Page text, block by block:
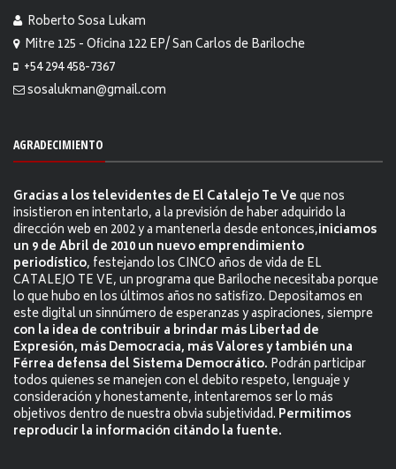
Roberto Sosa Lukam
Mitre 125 - Oficina 122 EP/ San Carlos de Bariloche
+54 294 458-7367
sosalukman@gmail.com
AGRADECIMIENTO
Gracias a los televidentes de El Catalejo Te Veque nos
insistieron en intentarlo, a la previsión de haber adquirido la
dirección web en 2002 y a mantenerla desde entonces,iniciamos
un 9 de Abril de 2010 un nuevo emprendimiento
periodístico, festejando los CINCO años de vida de EL
CATALEJO TE VE, un programa que Bariloche necesitaba porque
lo que hubo en los últimos años no satisfizo. Depositamos en
este digital un sinnúmero de esperanzas y aspiraciones, siempre
con la idea de contribuir a brindar más Libertad de
Expresión, más Democracia, más Valores y también una
Férrea defensa del Sistema Democrático. Podrán participar
todos quienes se manejen con el debito respeto, lenguaje y
consideración y honestamente, intentaremos ser lo más
objetivos dentro de nuestra obvia subjetividad. Permitimos
reproducir la información citándo la fuente.